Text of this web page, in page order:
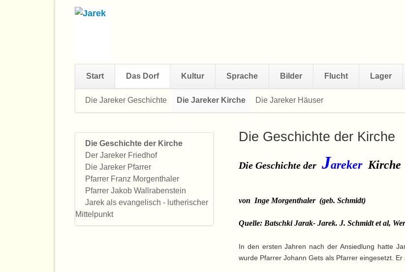
Start Das Dorf Kultur Sprache Bilder Flucht Lager
überspringen
Die Jareker Geschichte Die Jareker Kirche Die Jareker Häuser
Die Geschichte der Kirche
Die Geschichte der Jareker Kirche
von Inge Morgenthaler (geb. Schmidt)
Quelle: Batschki Jarak- Jarek. J. Schmidt et al,
In den ersten Jahren nach der Ansiedlung hatte
wurde Pfarrer Johann Gets als Pfarrer eingesetzt.
Die Geschichte der Kirche
Der Jareker Friedhof
Die Jareker Pfarrer
Pfarrer Franz Morgenthaler
Pfarrer Jakob Wallrabenstein
Jarek als evangelisch - lutherischer
Mittelpunkt